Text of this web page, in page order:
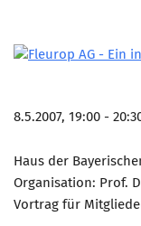
Wer wir sind
Geschäftsstelle
MarketingFrauen
8.5.2007, 19:00 -
Haus der
Organisation: Prof.
Vortrag für